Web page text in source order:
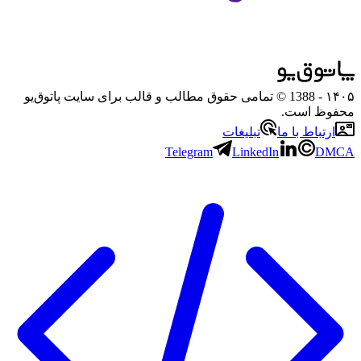
۱۴۰۵
- 1388 © تمامی حقوق مطالب و قالب برای سایت پاتوق‌یو
محفوظ است.
ارتباط با ما
تبلیغات
Telegram
LinkedIn DMCA